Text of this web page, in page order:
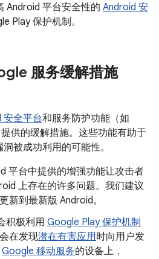
Android 平台安全性的 Android 安
Play 保护机制。
服务缓解措施
安全平台和服务防护功能（如
提供的缓解措施。这些功能有助于
被成功利用的可能性。
平台中提供的增强功能让攻击者
上存在的许多问题。我们建议
新到最新版 Android。
积极利用 Google Play 保护机制
在发现潜在有害应用时向用户发
Google 移动服务的设备上，